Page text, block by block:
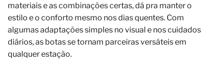
materiais e as combinações certas, dá pra manter o
estilo e o conforto mesmo nos dias quentes. Com
algumas adaptações simples no visual e nos cuidados
diários, as botas se tornam parceiras versáteis em
qualquer estação.